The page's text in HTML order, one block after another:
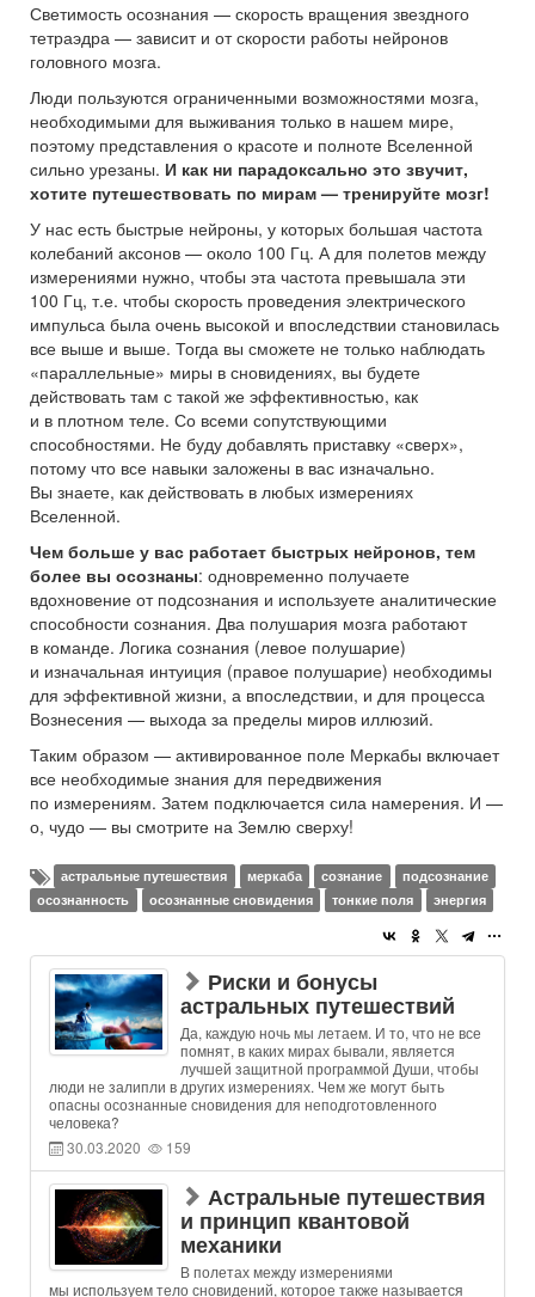
Светимость осознания — скорость вращения звездного
тетраэдра — зависит и от скорости работы нейронов
головного мозга.
Люди пользуются ограниченными возможностями мозга,
необходимыми для выживания только в нашем мире,
поэтому представления о красоте и полноте Вселенной
сильно урезаны. И как ни парадоксально это звучит,
хотите путешествовать по мирам — тренируйте мозг!
У нас есть быстрые нейроны, у которых большая частота
колебаний аксонов — около 100 Гц. А для полетов между
измерениями нужно, чтобы эта частота превышала эти
100 Гц, т.е. чтобы скорость проведения электрического
импульса была очень высокой и впоследствии становилась
все выше и выше. Тогда вы сможете не только наблюдать
«параллельные» миры в сновидениях, вы будете
действовать там с такой же эффективностью, как
и в плотном теле. Со всеми сопутствующими
способностями. Не буду добавлять приставку «сверх»,
потому что все навыки заложены в вас изначально.
Вы знаете, как действовать в любых измерениях
Вселенной.
Чем больше у вас работает быстрых нейронов, тем
более вы осознаны: одновременно получаете
вдохновение от подсознания и используете аналитические
способности сознания. Два полушария мозга работают
в команде. Логика сознания (левое полушарие)
и изначальная интуиция (правое полушарие) необходимы
для эффективной жизни, а впоследствии, и для процесса
Вознесения — выхода за пределы миров иллюзий.
Таким образом — активированное поле Меркабы включает
все необходимые знания для передвижения
по измерениям. Затем подключается сила намерения. И —
о, чудо — вы смотрите на Землю сверху!
астральные путешествия меркаба сознание
подсознание
осознанность
осознанные сновидения тонкие поля энергия
Риски и бонусы
астральных путешествий
Да, каждую ночь мы летаем. И то, что не все
помнят, в каких мирах бывали, является
лучшей защитной программой Души, чтобы
люди не залипли в других измерениях. Чем же могут быть
опасны осознанные сновидения для неподготовленного
человека?
30.03.2020
159
Астральные путешествия
и принцип квантовой
механики
В полетах между измерениями
мы используем тело сновидений, которое также называется